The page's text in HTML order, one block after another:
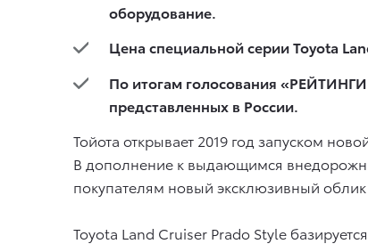
оборудование.
Цена специальной серии Toyota
По итогам голосования
представленных в России.
Тойота открывает 2019 год запуском
В дополнение к выдающимся
покупателям новый эксклюзивный
Toyota Land Cruiser Prado Style